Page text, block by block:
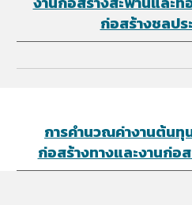
ก่อสร้างชลปร
การคำนวณค่างานต้นทุ
ก่อสร้างทางและงานก่อ